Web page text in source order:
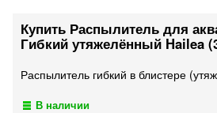
Купить Распылитель для
Гибкий утяжелённый Hailea
Распылитель гибкий в блистере
В наличии